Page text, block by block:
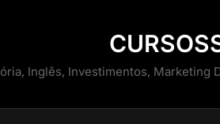
Inglês, Investimentos, Marketing